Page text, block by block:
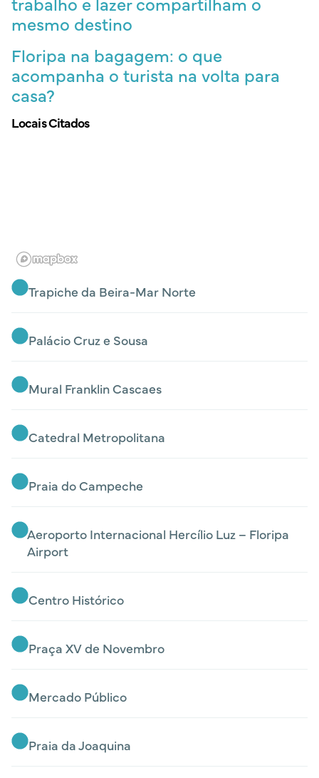
mesmo destino
Floripa na bagagem: o que
acompanha o turista na volta para
casa?
Locais Citados
Trapiche da Beira-Mar Norte
Palácio Cruz e Sousa
Mural Franklin Cascaes
Catedral Metropolitana
Praia do Campeche
Aeroporto Internacional Hercílio Luz – Floripa
Airport
Centro Histórico
Praça XV de Novembro
Mercado Público
Praia da Joaquina